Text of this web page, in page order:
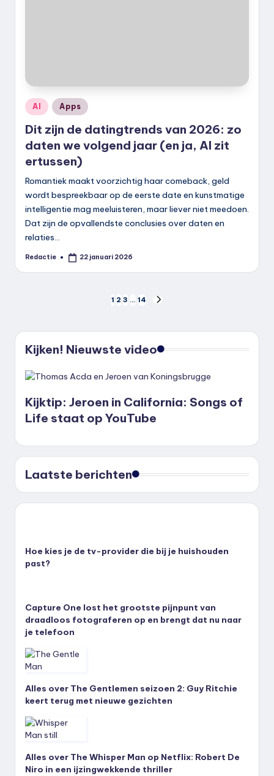
Geplaatst
in
AI Apps
Dit zijn de datingtrends van 2026: zo
daten we volgend jaar (en ja, AI zit
ertussen)
Romantiek maakt voorzichtig haar comeback, geld
wordt bespreekbaar op de eerste date en kunstmatige
intelligentie mag meeluisteren, maar liever niet meedoen.
Dat zijn de opvallendste conclusies over daten en
relaties…
Geplaatst
Redactie 22 januari 2026
paginering
1 2 3 … 14
Kijken! Nieuwste video
Kijktip: Jeroen in California: Songs of
Life staat op YouTube
Laatste berichten
Hoe kies je de tv-provider die bij je huishouden
past?
Capture One lost het grootste pijnpunt van
draadloos fotograferen op en brengt dat nu naar
je telefoon
Alles over The Gentlemen seizoen 2: Guy Ritchie
keert terug met nieuwe gezichten
Alles over The Whisper Man op Netflix: Robert De
Niro in een ijzingwekkende thriller